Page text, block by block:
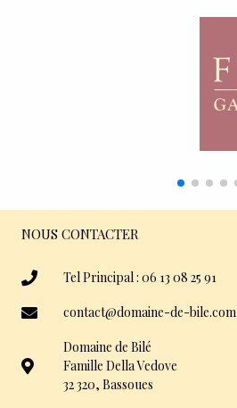
NOUS CONTACTER
Tel Principal : 06 13 08 25 91
contact@domaine-de-bile.com
Domaine de Bilé
Famille Della Vedove
32 320, Bassoues